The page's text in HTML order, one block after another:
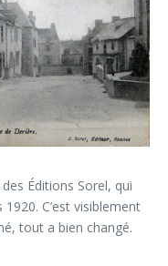
Éditions Sorel, qui
C’est visiblement
tout a bien changé.